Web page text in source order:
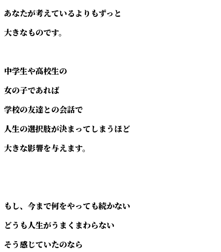
あなたが考えているよりもずっと
大きなものです。
中学生や高校生の
女の子であれば
学校の友達との会話で
人生の選択肢が決まってしまうほど
大きな影響を与えます。
もし、今まで何をやっても続かない
どうも人生がうまくまわらない
そう感じていたのなら